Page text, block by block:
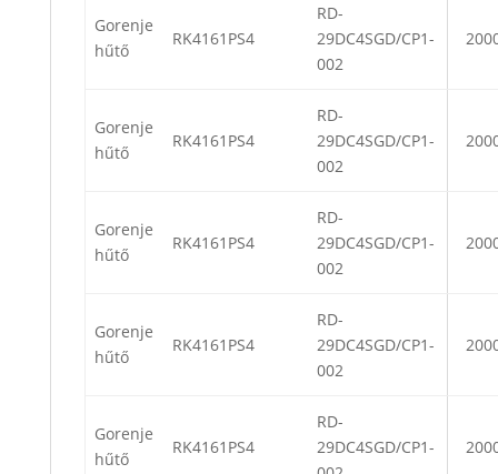
Gorenje
hűtő
RK4161PS4
RD-
29DC4SGD/CP1-
002
Gorenje
hűtő
RK4161PS4
RD-
29DC4SGD/CP1-
002
Gorenje
hűtő
RK4161PS4
RD-
29DC4SGD/CP1-
002
Gorenje
hűtő
RK4161PS4
RD-
29DC4SGD/CP1-
002
Gorenje
hűtő
RK4161PS4
RD-
29DC4SGD/CP1-